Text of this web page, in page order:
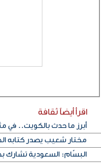
اقرأ أيضاً ثقافة
أبرز ما حدث بالكويت.. في
مختار شعيب يصدر كتابه
البسّام: السعودية تشارك